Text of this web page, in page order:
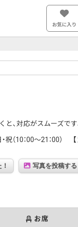
お気に入り
と、対応がスムーズです
祝（10：00～21：00）
写真を投稿する
お席